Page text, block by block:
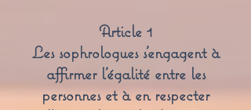
Article 1
Les sophrologues s’engagent à
affirmer l’égalité entre les
personnes et à en respecter